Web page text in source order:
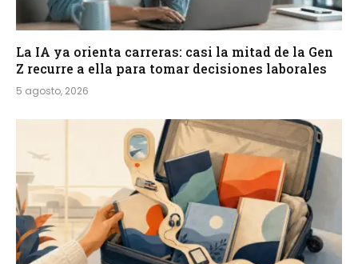
La IA ya orienta carreras: casi la mitad de la Gen
Z recurre a ella para tomar decisiones laborales
5 agosto, 2026